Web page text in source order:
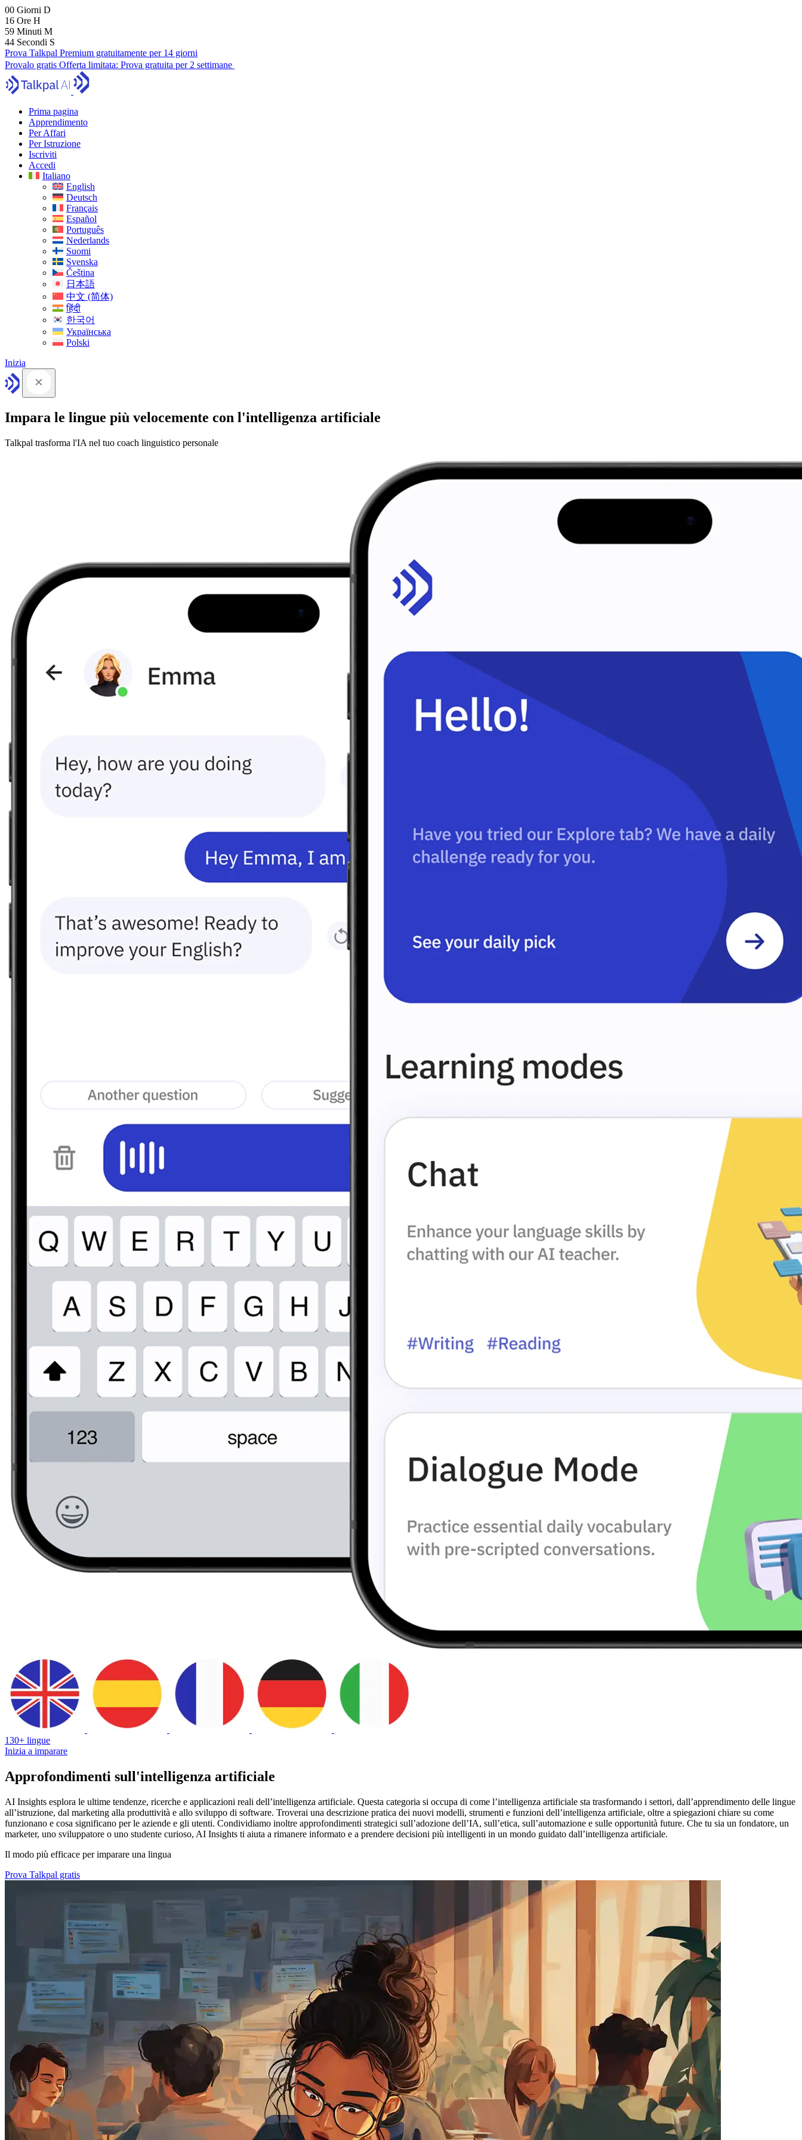
00 Giorni D
16 Ore H
59 Minuti M
43 Secondi S
Prova Talkpal Premium gratuitamente per 14 giorni
Provalo gratis Offerta limitata: Prova gratuita per 2 settimane
Prima pagina
Apprendimento
Per Affari
Per Istruzione
Iscriviti
Accedi
Italiano
English
Deutsch
Français
Español
Português
Nederlands
Suomi
Svenska
Čeština
日本語
中文 (简体)
हिंदी
한국어
Українська
Polski
Inizia
Impara le lingue più velocemente con l'intelligenza artificiale
Talkpal trasforma l'IA nel tuo coach linguistico personale
130+ lingue
Inizia a imparare
Approfondimenti sull'intelligenza artificiale
AI Insights esplora le ultime tendenze, ricerche e applicazioni reali dell’intelligenza artificiale. Questa categoria si occupa di come l’intelligenza artificiale sta trasformando i settori, dall’apprendimento delle lingue
all’istruzione, dal marketing alla produttività e allo sviluppo di software. Troverai una descrizione pratica dei nuovi modelli, strumenti e funzioni dell’intelligenza artificiale, oltre a spiegazioni chiare su come
funzionano e cosa significano per le aziende e gli utenti. Condividiamo inoltre approfondimenti strategici sull’adozione dell’IA, sull’etica, sull’automazione e sulle opportunità future. Che tu sia un fondatore, un
marketer, uno sviluppatore o uno studente curioso, AI Insights ti aiuta a rimanere informato e a prendere decisioni più intelligenti in un mondo guidato dall’intelligenza artificiale.
Il modo più efficace per imparare una lingua
Prova Talkpal gratis